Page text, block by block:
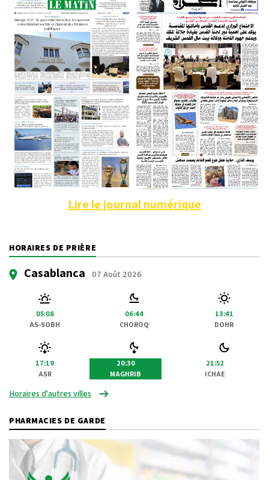
Lire le journal numérique
HORAIRES DE PRIÈRE
Casablanca 07 Août 2026
05:08
AS-SOBH
06:44
CHOROQ
13:41
DOHR
17:19
ASR
20:30
MAGHRIB
21:52
ICHAE
Horaires d'autres villes
PHARMACIES DE GARDE